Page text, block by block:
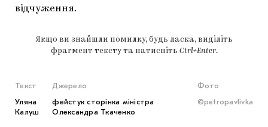
відчуження.
Якщо ви знайшли помилку, будь ласка, виділіть
фрагмент тексту та натисніть Ctrl+Enter.
Текст
Уляна
Калуш
Джерело
фейстук сторінка міністра
Олександра Ткаченко
Фото
©petropavlivka